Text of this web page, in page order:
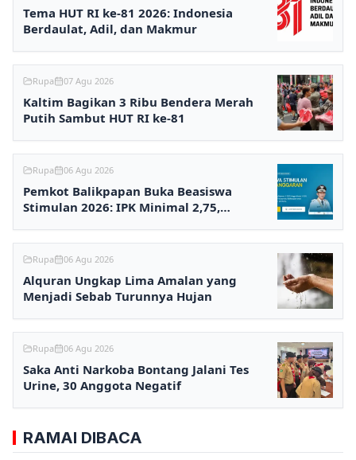
Tema HUT RI ke-81 2026: Indonesia
Berdaulat, Adil, dan Makmur
Rupa 07 Agu 2026
Kaltim Bagikan 3 Ribu Bendera Merah
Putih Sambut HUT RI ke-81
Rupa 06 Agu 2026
Pemkot Balikpapan Buka Beasiswa
Stimulan 2026: IPK Minimal 2,75,
Rupa 06 Agu 2026
Alquran Ungkap Lima Amalan yang
Menjadi Sebab Turunnya Hujan
Rupa 06 Agu 2026
Saka Anti Narkoba Bontang Jalani Tes
Urine, 30 Anggota Negatif
RAMAI DIBACA